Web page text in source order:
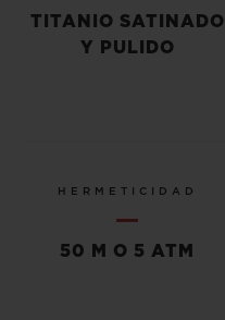
TITANIO SATINADO
Y PULIDO
HERMETICIDAD
50 M O 5 ATM